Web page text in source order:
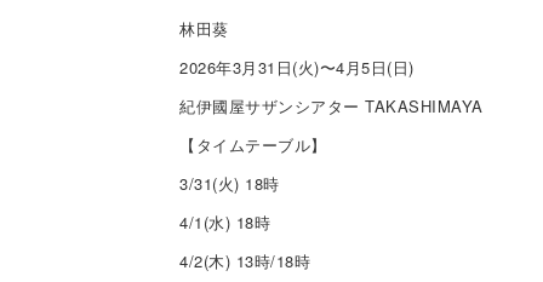
林田葵
2026年3月31日(火)〜4月5日(日)
紀伊國屋サザンシアター TAKASHIMAYA
【タイムテーブル】
3/31(火) 18時
4/1(水) 18時
4/2(木) 13時/18時